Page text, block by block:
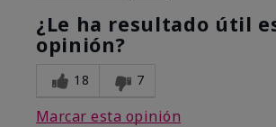
¿Le ha resultado útil
opinión?
18 7
Marcar esta opinión